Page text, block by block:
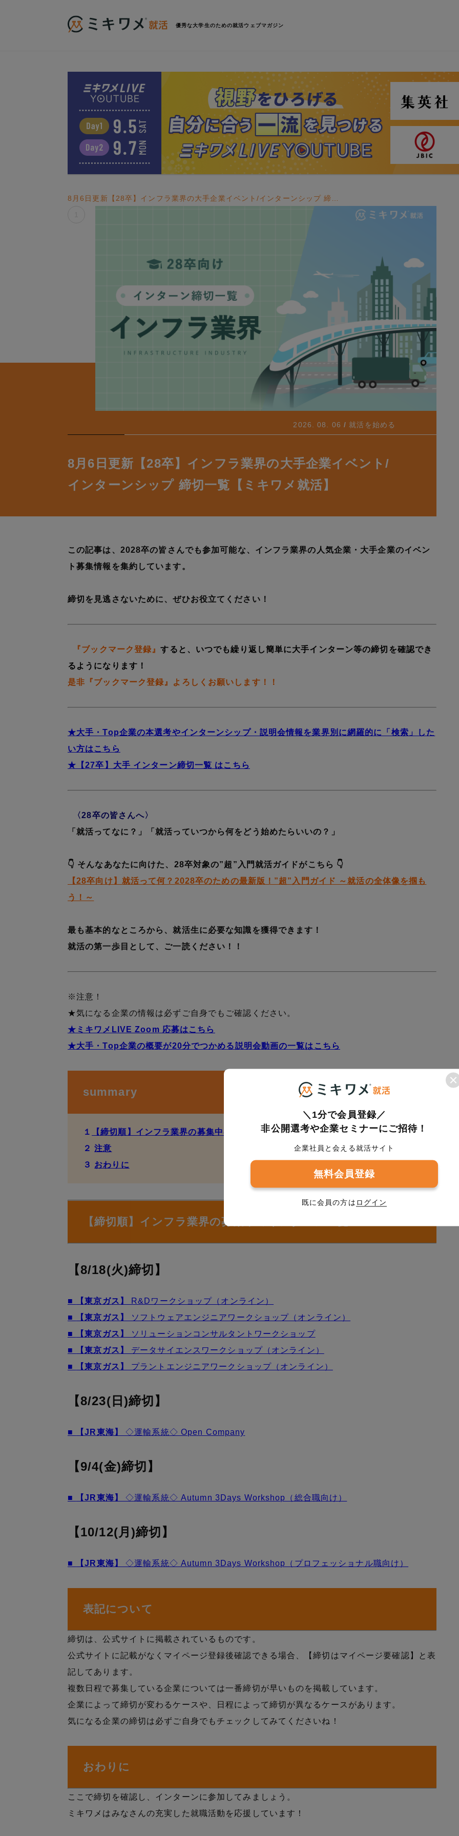
優秀な大学生のための就活ウェブマガジン
8月6日更新【28卒】インフラ業界の大手企業イベント/インターンシップ 締…
2026. 08. 06 就活を始める
8月6日更新【28卒】インフラ業界の大手企業イベント/
インターンシップ 締切一覧【ミキワメ就活】
この記事は、2028卒の皆さんでも参加可能な、インフラ業界の人気企業・大手企業のイベン
ト募集情報を集約しています。
締切を見逃さないために、ぜひお役立てください！
『ブックマーク登録』すると、いつでも繰り返し簡単に大手インターン等の締切を確認でき
るようになります！
是非『ブックマーク登録』よろしくお願いします！！
★大手・Top企業の本選考やインターンシップ・説明会情報を業界別に網羅的に「検索」した
い方はこちら
★【27卒】大手 インターン締切一覧 はこちら
〈28卒の皆さんへ〉
「就活ってなに？」「就活っていつから何をどう始めたらいいの？」
👇 そんなあなたに向けた、28卒対象の”超”入門就活ガイドがこちら 👇
【28卒向け】就活って何？2028卒のための最新版！”超”入門ガイド ～就活の全体像を掴も
う！～
最も基本的なところから、就活生に必要な知識を獲得できます！
就活の第一歩目として、ご一読ください！！
※注意！
★気になる企業の情報は必ずご自身でもご確認ください。
★ミキワメLIVE Zoom 応募はこちら
★大手・Top企業の概要が20分でつかめる説明会動画の一覧はこちら
summary
１
【締切順】インフラ業界の募集中のインターン一覧
２注意
３ おわりに
【締切順】インフラ業界の募集中のインターン一覧
【8/18(火)締切】
■ 【東京ガス】
R&Dワークショップ（オンライン）
■
【東京ガス】
ソフトウェアエンジニアワークショップ（オンライン）
■
【東京ガス】
ソリューションコンサルタントワークショップ
■
【東京ガス】
データサイエンスワークショップ（オンライン）
■
【東京ガス】 プラントエンジニアワークショップ（オンライン）
【8/23(日)締切】
■ 【JR東海】 ◇運輸系統◇ Open Company
【9/4(金)締切】
■ 【JR東海】 ◇運輸系統◇ Autumn 3Days Workshop（総合職向け）
【10/12(月)締切】
■ 【JR東海】 ◇運輸系統◇ Autumn 3Days Workshop（プロフェッショナル職向け）
表記について
締切は、公式サイトに掲載されているものです。
公式サイトに記載がなくマイページ登録後確認できる場合、【締切はマイページ要確認】と表
記してあります。
複数日程で募集している企業については一番締切が早いものを掲載しています。
企業によって締切が変わるケースや、日程によって締切が異なるケースがあります。
気になる企業の締切は必ずご自身でもチェックしてみてくださいね！
おわりに
ここで締切を確認し、インターンに参加してみましょう。
ミキワメはみなさんの充実した就職活動を応援しています！
＼1分で会員登録／
非公開選考や企業セミナーにご招待！
企業社員と会える就活サイト
無料会員登録
既に会員の方は ログイン